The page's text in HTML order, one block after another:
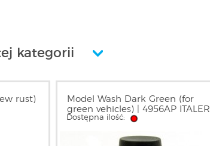
kategorii
rust)
Model Wash Dark Green (for
green vehicles) | 4956AP ITALERI
Dostępna ilość: